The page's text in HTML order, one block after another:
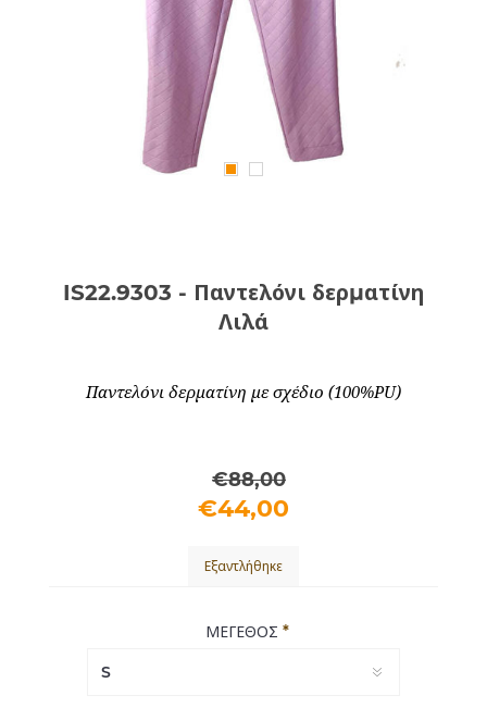
IS22.9303 - Παντελόνι δερματίνη
Λιλά
Παντελόνι δερματίνη με σχέδιο (100%PU)
€88,00
€44,00
Εξαντλήθηκε
ΜΕΓΕΘΟΣ*